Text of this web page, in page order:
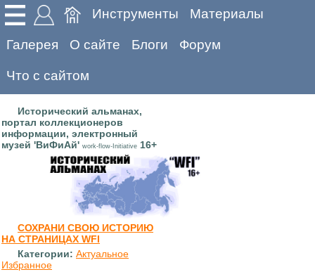
Инструменты Материалы
Галерея О сайте Блоги Форум
Что с сайтом
Исторический альманах,
портал коллекционеров
информации, электронный
музей 'ВиФиАй' work-flow-Initiative 16+
СОХРАНИ СВОЮ ИСТОРИЮ
НА СТРАНИЦАХ WFI
Категории: Актуальное
Избранное